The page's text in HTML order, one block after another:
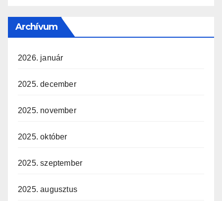
Archívum
2026. január
2025. december
2025. november
2025. október
2025. szeptember
2025. augusztus